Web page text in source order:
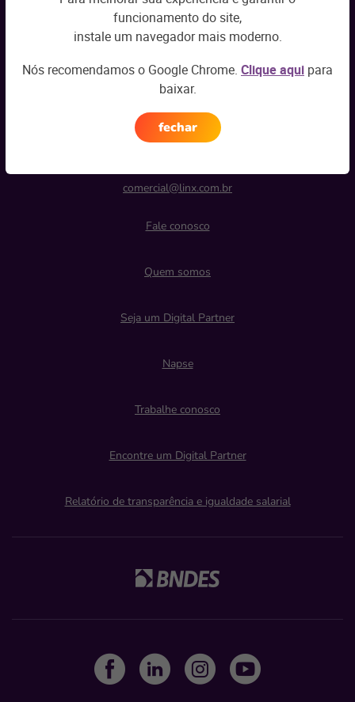
funcionamento do site,
instale um navegador mais moderno.
Nós recomendamos o Google Chrome. Clique aqui para
baixar.
fechar
Aviso de Privacidade.
comercial@linx.com.br
Fale conosco
Quem somos
Seja um Digital Partner
Napse
Trabalhe conosco
Encontre um Digital Partner
Relatório de transparência e igualdade salarial